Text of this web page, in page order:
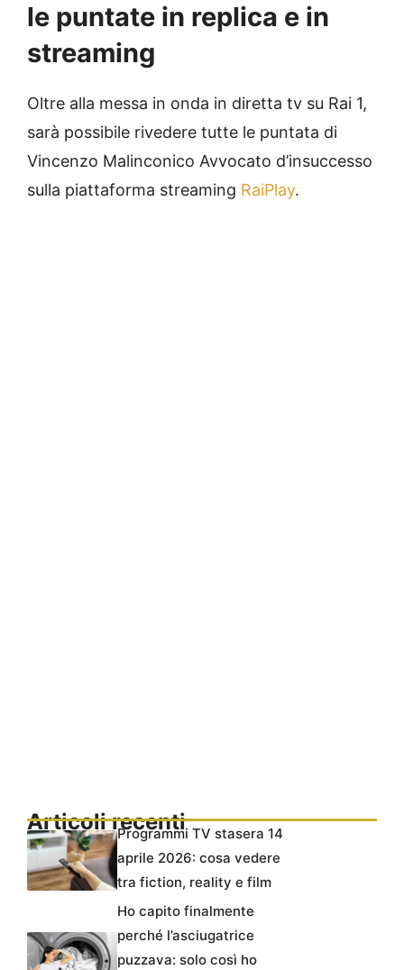
le puntate in replica e in
streaming
Oltre alla messa in onda in diretta tv su Rai 1,
sarà possibile rivedere tutte le puntata di
Vincenzo Malinconico Avvocato d’insuccesso
sulla piattaforma streaming RaiPlay.
Articoli recentiProgrammi TV stasera 14
aprile 2026: cosa vedere
tra fiction, reality e film
Ho capito finalmente
perché l’asciugatrice
puzzava: solo così ho